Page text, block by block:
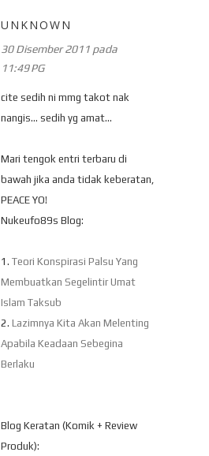
UNKNOWN
30 Disember 2011 pada
11:49 PG
cite sedih ni mmg takot nak
nangis... sedih yg amat...
Mari tengok entri terbaru di
bawah jika anda tidak keberatan,
PEACE YO!
Nukeufo89s Blog:
1. Teori Konspirasi Palsu Yang
Membuatkan Segelintir Umat
Islam Taksub
2. Lazimnya Kita Akan Melenting
Apabila Keadaan Sebegina
Berlaku
Blog Keratan (Komik + Review
Produk):